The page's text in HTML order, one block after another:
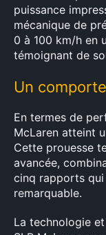
puissance
mécanique de
0 à 100 km/h en
témoignant de
Un
En termes de
McLaren atteint
Cette prouesse
avancée,
cinq rapports
remarquable.
La technologie